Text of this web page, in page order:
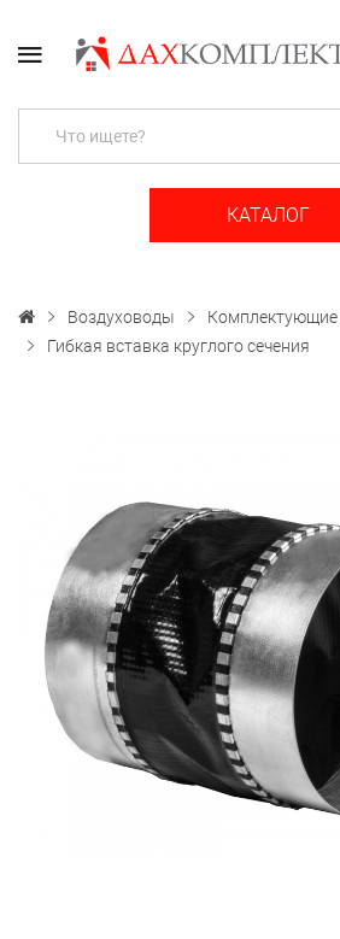
КАТАЛОГ
Воздуховоды
Комплектующие
Гибкая вставка круглого сечения